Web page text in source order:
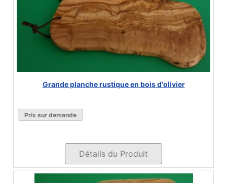
Grande planche rustique en bois d'olivier
Prix sur demande
Détails du Produit